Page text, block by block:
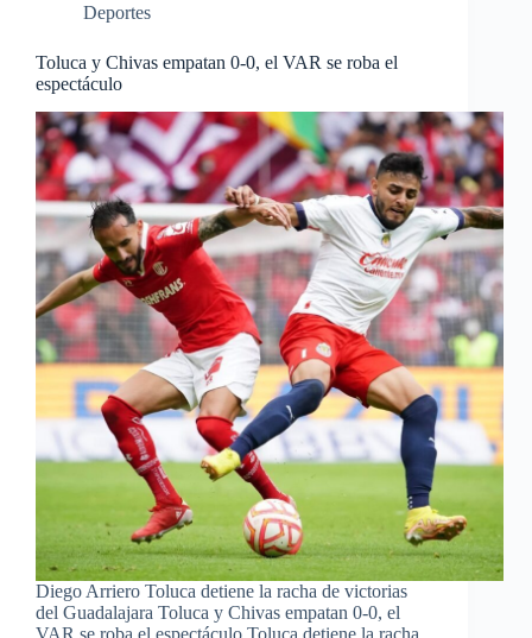
Deportes
Toluca y Chivas empatan 0-0, el VAR se roba el
espectáculo
Diego Arriero Toluca detiene la racha de victorias
del Guadalajara Toluca y Chivas empatan 0-0, el
VAR se roba el espectáculo Toluca detiene la racha